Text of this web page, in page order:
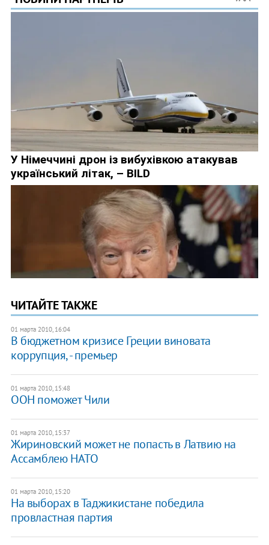
ЧИТАЙТЕ ТАКЖЕ
01 марта 2010, 16:04
В бюджетном кризисе Греции виновата
коррупция, - премьер
01 марта 2010, 15:48
ООН поможет Чили
01 марта 2010, 15:37
Жириновский может не попасть в Латвию на
Ассамблею НАТО
01 марта 2010, 15:20
На выборах в Таджикистане победила
провластная партия